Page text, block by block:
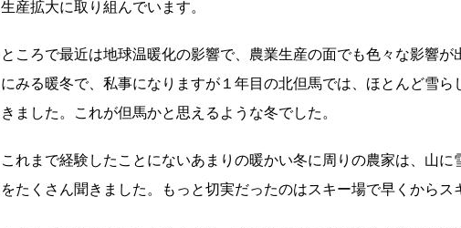
生産拡大に取り組んでいます。
ところで最近は地球温暖化の影響で、農業生産の面でも色々な影響
にみる暖冬で、私事になりますが１年目の北但馬では、ほとんど雪
きました。これが但馬かと思えるような冬でした。
これまで経験したことにないあまりの暖かい冬に周りの農家は、山
をたくさん聞きました。もっと切実だったのはスキー場で早くからス